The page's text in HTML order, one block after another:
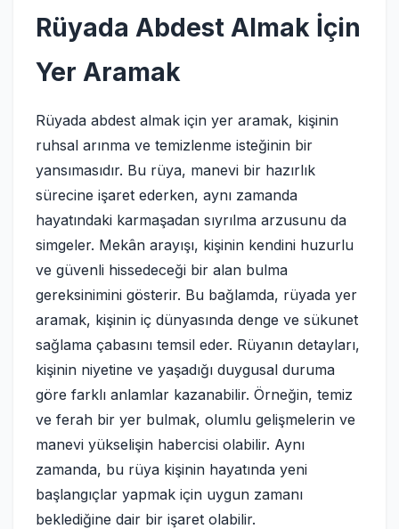
Rüyada Abdest Almak İçin
Yer Aramak
Rüyada abdest almak için yer aramak, kişinin
ruhsal arınma ve temizlenme isteğinin bir
yansımasıdır. Bu rüya, manevi bir hazırlık
sürecine işaret ederken, aynı zamanda
hayatındaki karmaşadan sıyrılma arzusunu da
simgeler. Mekân arayışı, kişinin kendini huzurlu
ve güvenli hissedeceği bir alan bulma
gereksinimini gösterir. Bu bağlamda, rüyada yer
aramak, kişinin iç dünyasında denge ve sükunet
sağlama çabasını temsil eder. Rüyanın detayları,
kişinin niyetine ve yaşadığı duygusal duruma
göre farklı anlamlar kazanabilir. Örneğin, temiz
ve ferah bir yer bulmak, olumlu gelişmelerin ve
manevi yükselişin habercisi olabilir. Aynı
zamanda, bu rüya kişinin hayatında yeni
başlangıçlar yapmak için uygun zamanı
beklediğine dair bir işaret olabilir.